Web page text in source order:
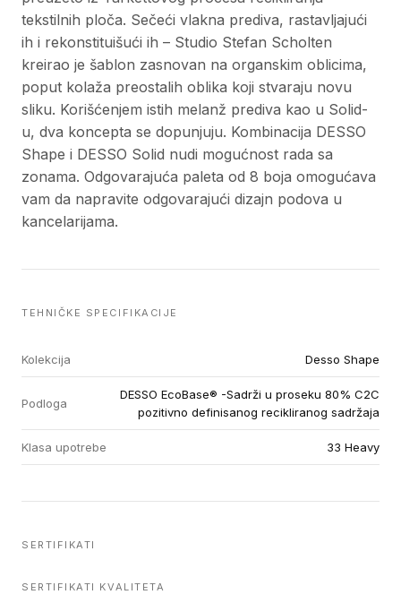
tekstilnih ploča. Sečeći vlakna prediva, rastavljajući
ih i rekonstituišući ih – Studio Stefan Scholten
kreirao je šablon zasnovan na organskim oblicima,
poput kolaža preostalih oblika koji stvaraju novu
sliku. Korišćenjem istih melanž prediva kao u Solid-
u, dva koncepta se dopunjuju. Kombinacija DESSO
Shape i DESSO Solid nudi mogućnost rada sa
zonama. Odgovarajuća paleta od 8 boja omogućava
vam da napravite odgovarajući dizajn podova u
kancelarijama.
TEHNIČKE SPECIFIKACIJE
Kolekcija Desso Shape
Podloga
DESSO EcoBase® -Sadrži u proseku 80% C2C
pozitivno definisanog recikliranog sadržaja
Klasa upotrebe 33 Heavy
SERTIFIKATI
SERTIFIKATI KVALITETA